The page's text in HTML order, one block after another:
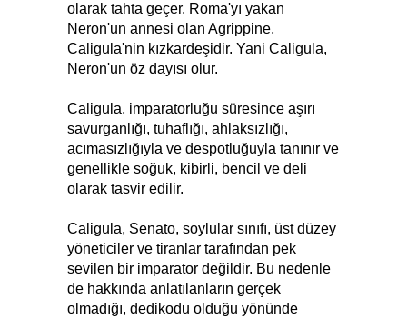
olarak tahta geçer. Roma'yı yakan
Neron'un annesi olan Agrippine,
Caligula'nin kızkardeşidir. Yani Caligula,
Neron'un öz dayısı olur.
Caligula, imparatorluğu süresince aşırı
savurganlığı, tuhaflığı, ahlaksızlığı,
acımasızlığıyla ve despotluğuyla tanınır ve
genellikle soğuk, kibirli, bencil ve deli
olarak tasvir edilir.
Caligula, Senato, soylular sınıfı, üst düzey
yöneticiler ve tiranlar tarafından pek
sevilen bir imparator değildir. Bu nedenle
de hakkında anlatılanların gerçek
olmadığı, dedikodu olduğu yönünde